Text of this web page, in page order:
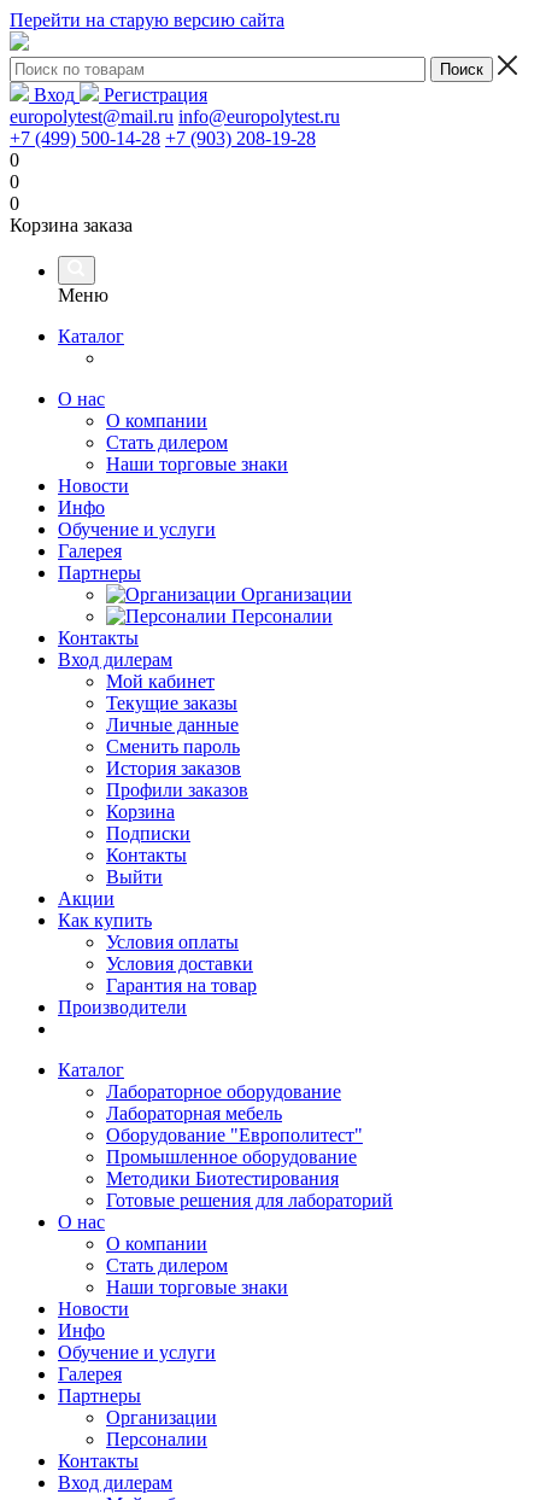
Перейти на старую версию сайта
Вход
Регистрация
europolytest@mail.ru info@europolytest.ru
+7 (499) 500-14-28 +7 (903) 208-19-28
0
0
0
Корзина заказа
Меню
Каталог
О нас
О компании
Стать дилером
Наши торговые знаки
Новости
Инфо
Обучение и услуги
Галерея
Партнеры
Организации
Персоналии
Контакты
Вход дилерам
Мой кабинет
Текущие заказы
Личные данные
Сменить пароль
История заказов
Профили заказов
Корзина
Подписки
Контакты
Выйти
Акции
Как купить
Условия оплаты
Условия доставки
Гарантия на товар
Производители
Каталог
Лабораторное оборудование
Лабораторная мебель
Оборудование "Европолитест"
Промышленное оборудование
Методики Биотестирования
Готовые решения для лабораторий
О нас
О компании
Стать дилером
Наши торговые знаки
Новости
Инфо
Обучение и услуги
Галерея
Партнеры
Организации
Персоналии
Контакты
Вход дилерам